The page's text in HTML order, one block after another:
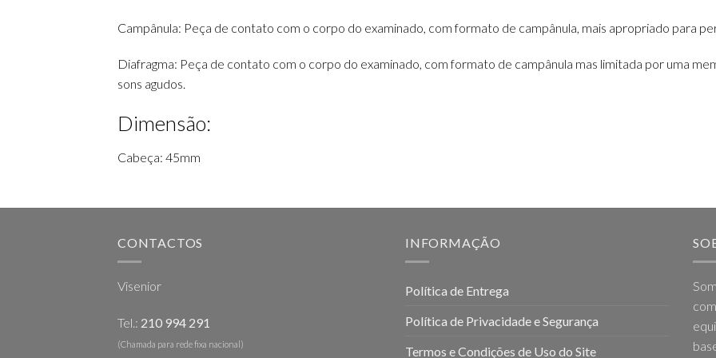
Campânula: Peça de contato com o corpo do examinado, com formato de campânula, mais apropriado para
Diafragma: Peça de contato com o corpo do examinado, com formato de campânula mas limitada por uma
sons agudos.
Dimensão:
Cabeça: 45mm
CONTACTOS
Visenior
Tel.: 210 994 291
(Chamada para rede fixa nacional)
INFORMAÇÃO
Política de Entrega
Política de Privacidade e Segurança
Termos e Condições de Uso do Site